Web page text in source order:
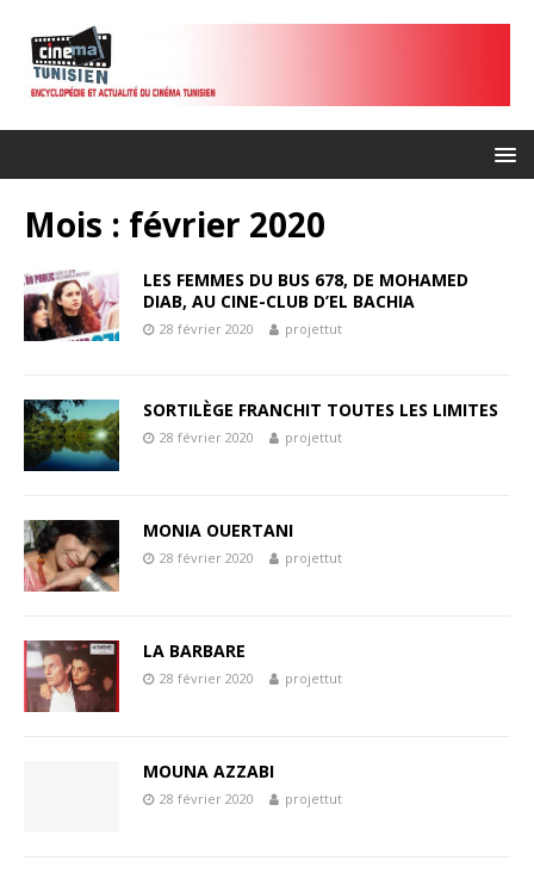
Mois : février 2020
LES FEMMES DU BUS 678, DE MOHAMED
DIAB, AU CINE-CLUB D’EL BACHIA
28 février 2020 projettut
SORTILÈGE FRANCHIT TOUTES LES LIMITES
28 février 2020 projettut
MONIA OUERTANI
28 février 2020 projettut
LA BARBARE
28 février 2020 projettut
MOUNA AZZABI
28 février 2020 projettut